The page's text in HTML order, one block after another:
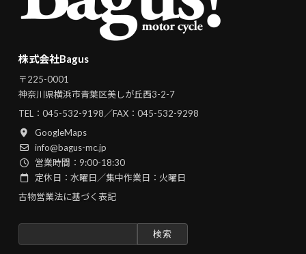
株式会社Bagus
〒225-0001
神奈川県横浜市青葉区美しが丘西3-2-7
TEL： 045-532-9198／FAX：045-532-9298
GoogleMaps
info@bagus-mc.jp
営業時間：9:00-18:30
定休日：水曜日／集中作業日：火曜日
古物営業法に基づく表記
検